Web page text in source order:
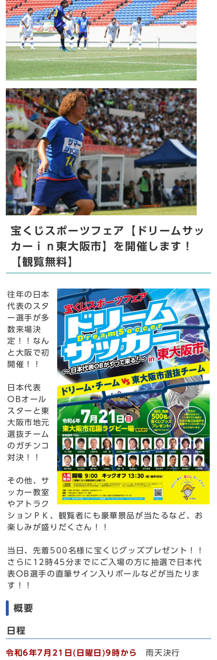
宝くじスポーツフェア【ドリームサッ
カーｉｎ東大阪市】を開催します！
【観覧無料】
往年の日本
代表のスタ
ー選手が多
数来場決
定！！なん
と大阪で初
開催！！
日本代表
OBオール
スターと東
大阪市地元
選抜チーム
のガチンコ
対決！！
その他、サ
ッカー教室
やアトラク
ションＰＫ、観覧者にも豪華景品が当たるなど、お
楽しみが盛りだくさん！！
当日、先着500名様に宝くじグッズプレゼント！！
さらに12時45分までにご入場の方に抽選で日本代
表OB選手の直筆サイン入りボールなどが当たりま
す！！
概要
日程
令和6年7月21日(日曜日)9時から 雨天決行